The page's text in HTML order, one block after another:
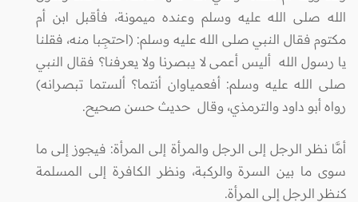
الله صلى الله عليه وسلم وعنده ميمونة، فأقبل ابن أم
مكتوم فقال النبي صلى الله عليه وسلم: (احتجِبا منه، فقلنا
يا رسول الله أليس أعمى لا يبصرنا ولا يعرفنا؟ فقال النبي
صلى الله عليه وسلم: أفعمياوان أنتما؟ ألستما تبصرانه)
رواه أبو داود والترمذي، وقال حديث حسن صحيح.
أمَّا نظر الرجل إلى الرجل والمرأة إلى المرأة: فيجوز إلى ما
سوى ما بين السرة والركبة، ونظر الكافرة إلى المسلمة
كنظر الرجل إلى المرأة.